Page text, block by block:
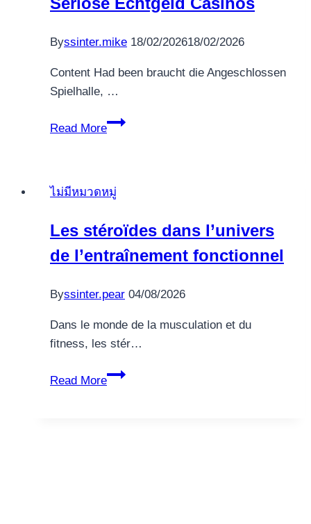
with
Deposits
Byssinter.mike 18/02/202618/02/2026
Content Had been braucht die Angeschlossen
Spielhalle, …
Read More
Erreichbar
von
2026
Seriöse
Casinos
ไม่มีหมวดหมู่
Les stéroïdes dans l’univers
de l’entraînement fonctionnel
Byssinter.pear 04/08/2026
Dans le monde de la musculation et du
fitness, les stér…
Read More
Les